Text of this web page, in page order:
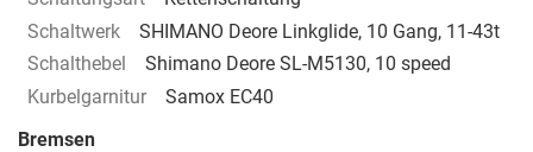
Schaltwerk
SHIMANO Deore Linkglide, 10 Gang, 11-43t
Schalthebel
Shimano Deore SL-M5130, 10 speed
Kurbelgarnitur
Samox EC40
Bremsen